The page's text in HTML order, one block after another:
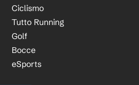
Ciclismo
Tutto Running
Golf
Bocce
eSports